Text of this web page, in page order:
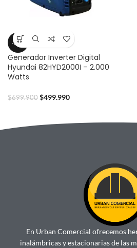
-29%
Generador Inverter Digital
Hyundai 82HYD2000I – 2.000
Watts
$699.900 $499.990
En Urban Comercial ofrecemos
inalámbricas y estacionarias de las